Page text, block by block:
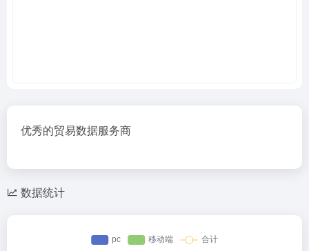
优秀的贸易数据服务商
数据统计